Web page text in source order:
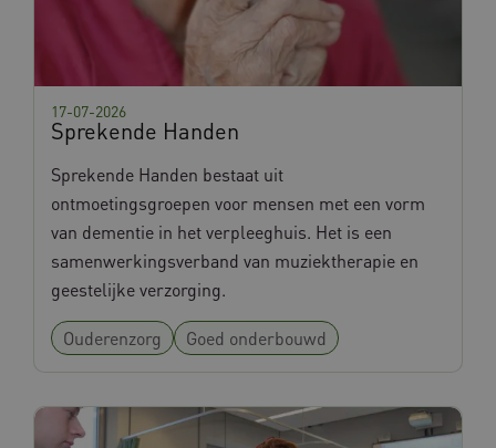
Sprekende Handen
17-07-2026
Sprekende Handen bestaat uit
ontmoetingsgroepen voor mensen met een vorm
van dementie in het verpleeghuis. Het is een
samenwerkingsverband van muziektherapie en
geestelijke verzorging.
Ouderenzorg Goed onderbouwd